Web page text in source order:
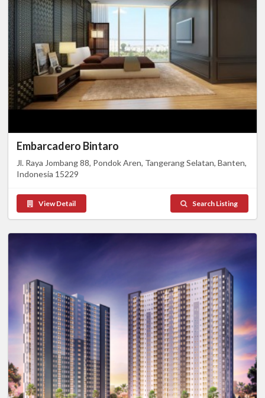
Embarcadero Bintaro
Jl. Raya Jombang 88, Pondok Aren, Tangerang Selatan, Banten,
Indonesia 15229
View Detail Search Listing